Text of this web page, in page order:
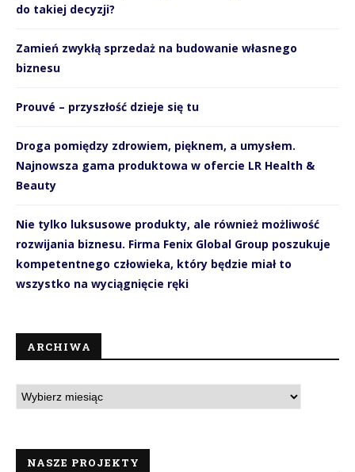
do takiej decyzji?
Zamień zwykłą sprzedaż na budowanie własnego
biznesu
Prouvé – przyszłość dzieje się tu
Droga pomiędzy zdrowiem, pięknem, a umysłem.
Najnowsza gama produktowa w ofercie LR Health &
Beauty
Nie tylko luksusowe produkty, ale również możliwość
rozwijania biznesu. Firma Fenix Global Group poszukuje
kompetentnego człowieka, który będzie miał to
wszystko na wyciągnięcie ręki
ARCHIWA
NASZE PROJEKTY